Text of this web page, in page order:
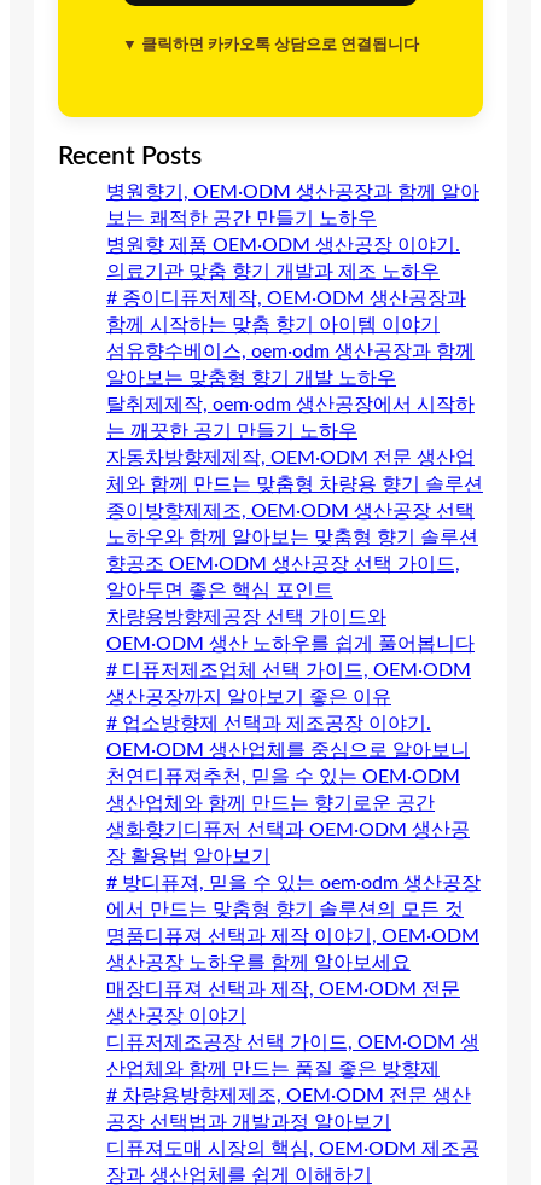
▼ 클릭하면 카카오톡 상담으로 연결됩니다
Recent Posts
병원향기, OEM·ODM 생산공장과 함께 알아
보는 쾌적한 공간 만들기 노하우
병원향 제품 OEM·ODM 생산공장 이야기.
의료기관 맞춤 향기 개발과 제조 노하우
# 종이디퓨저제작, OEM·ODM 생산공장과
함께 시작하는 맞춤 향기 아이템 이야기
섬유향수베이스, oem·odm 생산공장과 함께
알아보는 맞춤형 향기 개발 노하우
탈취제제작, oem·odm 생산공장에서 시작하
는 깨끗한 공기 만들기 노하우
자동차방향제제작, OEM·ODM 전문 생산업
체와 함께 만드는 맞춤형 차량용 향기 솔루션
종이방향제제조, OEM·ODM 생산공장 선택
노하우와 함께 알아보는 맞춤형 향기 솔루션
향공조 OEM·ODM 생산공장 선택 가이드,
알아두면 좋은 핵심 포인트
차량용방향제공장 선택 가이드와
OEM·ODM 생산 노하우를 쉽게 풀어봅니다
# 디퓨저제조업체 선택 가이드, OEM·ODM
생산공장까지 알아보기 좋은 이유
# 업소방향제 선택과 제조공장 이야기.
OEM·ODM 생산업체를 중심으로 알아보니
천연디퓨져추천, 믿을 수 있는 OEM·ODM
생산업체와 함께 만드는 향기로운 공간
생화향기디퓨저 선택과 OEM·ODM 생산공
장 활용법 알아보기
# 방디퓨져, 믿을 수 있는 oem·odm 생산공장
에서 만드는 맞춤형 향기 솔루션의 모든 것
명품디퓨져 선택과 제작 이야기, OEM·ODM
생산공장 노하우를 함께 알아보세요
매장디퓨져 선택과 제작, OEM·ODM 전문
생산공장 이야기
디퓨저제조공장 선택 가이드, OEM·ODM 생
산업체와 함께 만드는 품질 좋은 방향제
# 차량용방향제제조, OEM·ODM 전문 생산
공장 선택법과 개발과정 알아보기
디퓨져도매 시장의 핵심, OEM·ODM 제조공
장과 생산업체를 쉽게 이해하기